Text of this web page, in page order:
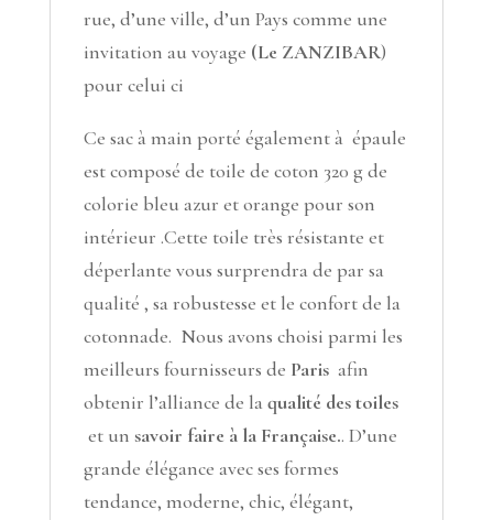
rue, d’une ville, d’un Pays comme une
invitation au voyage (Le ZANZIBAR)
pour celui ci
Ce sac à main porté également à épaule
est composé de toile de coton 320 g de
colorie bleu azur et orange pour son
intérieur .Cette toile très résistante et
déperlante vous surprendra de par sa
qualité , sa robustesse et le confort de la
cotonnade. Nous avons choisi parmi les
meilleurs fournisseurs de Paris afin
obtenir l’alliance de laqualité des toiles
et un savoir faire à la Française.. D’une
grande élégance avec ses formes
tendance, moderne, chic, élégant,